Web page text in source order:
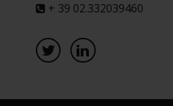
+ 39 02.332039460